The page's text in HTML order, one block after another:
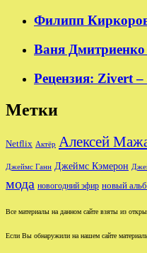
Филипп
Ваня Дмитриенко
Рецензия: Zivert
Метки
Netflix Актёр Алексей
Джеймс Ганн Джеймс Кэмерон
мода новогодний эфир новый
Все материалы на данном сайте взяты из
Если Вы обнаружили на нашем сайте